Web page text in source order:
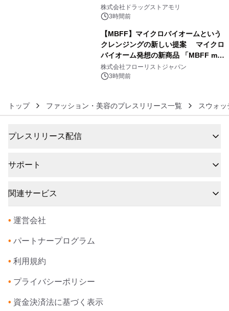
株式会社ドラッグストアモリ
3時間前
【MBFF】マイクロバイオームという
クレンジングの新しい提案 マイクロ
バイオーム発想の新商品 「MBFF mb
クレンジングPRO」を2026年8月6日
発売
株式会社フローリストジャパン
3時間前
トップ ファッション・美容のプレスリリース一覧 スウォ
プレスリリース配信
サポート
関連サービス
• 運営会社
• パートナープログラム
• 利用規約
• プライバシーポリシー
• 資金決済法に基づく表示